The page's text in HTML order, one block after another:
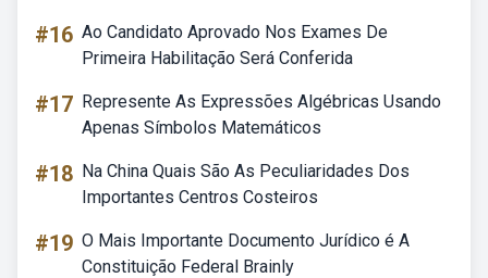
#16 Ao Candidato Aprovado Nos Exames De
Primeira Habilitação Será Conferida
#17 Represente As Expressões Algébricas Usando
Apenas Símbolos Matemáticos
#18 Na China Quais São As Peculiaridades Dos
Importantes Centros Costeiros
#19 O Mais Importante Documento Jurídico é A
Constituição Federal Brainly